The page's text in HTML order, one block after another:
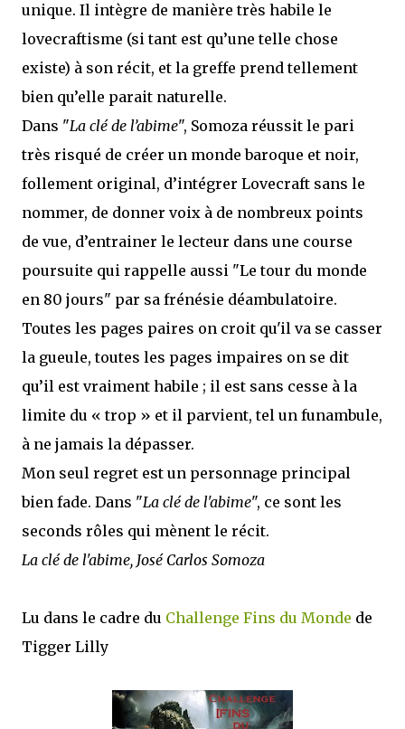
unique. Il intègre de manière très habile le
lovecraftisme (si tant est qu’une telle chose
existe) à son récit, et la greffe prend tellement
bien qu’elle parait naturelle.
Dans "La clé de l’abime", Somoza réussit le pari
très risqué de créer un monde baroque et noir,
follement original, d’intégrer Lovecraft sans le
nommer, de donner voix à de nombreux points
de vue, d’entrainer le lecteur dans une course
poursuite qui rappelle aussi "Le tour du monde
en 80 jours" par sa frénésie déambulatoire.
Toutes les pages paires on croit qu'il va se casser
la gueule, toutes les pages impaires on se dit
qu’il est vraiment habile ; il est sans cesse à la
limite du « trop » et il parvient, tel un funambule,
à ne jamais la dépasser.
Mon seul regret est un personnage principal
bien fade. Dans "La clé de l'abime", ce sont les
seconds rôles qui mènent le récit.
La clé de l'abime, José Carlos Somoza
Lu dans le cadre du Challenge Fins du Monde de
Tigger Lilly